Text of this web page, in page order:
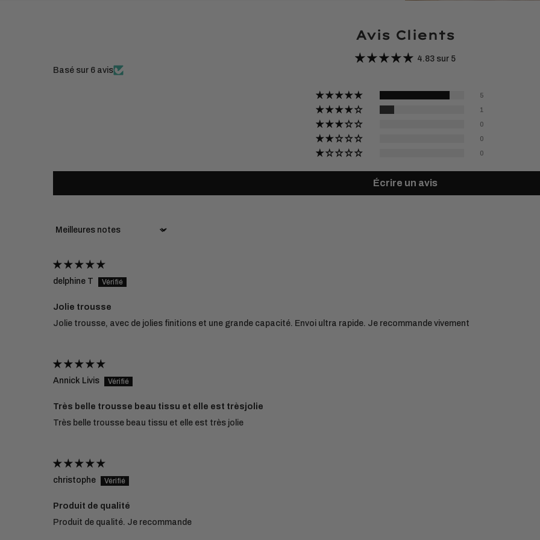
Avis Clients
4.83 sur 5
Basé sur 6 avis
5
1
0
0
0
Écrire un avis
Sort by
delphine T
Jolie trousse
Jolie trousse, avec de jolies finitions et une grande capacité. Envoi ultra rapide. Je recommande vivement
Annick Livis
Très belle trousse beau tissu et elle est trèsjolie
Très belle trousse beau tissu et elle est très jolie
christophe
Produit de qualité
Produit de qualité. Je recommande